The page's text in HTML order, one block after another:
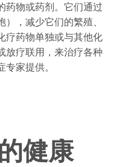
药物或药剂。它们通过
，减少它们的繁殖、
疗药物单独或与其他化
放疗联用，来治疗各种
家提供。
健康